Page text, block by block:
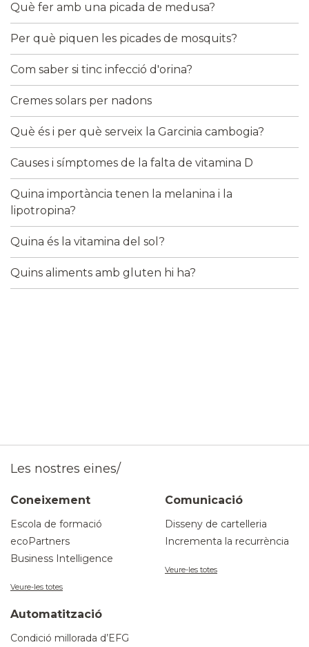
Què fer amb una picada de medusa?
Per què piquen les picades de mosquits?
Com saber si tinc infecció d'orina?
Cremes solars per nadons
Què és i per què serveix la Garcinia cambogia?
Causes i símptomes de la falta de vitamina D
Quina importància tenen la melanina i la
lipotropina?
Quina és la vitamina del sol?
Quins aliments amb gluten hi ha?
Les nostres eines/
Coneixement
Escola de formació
ecoPartners
Business Intelligence
Veure-les totes
Comunicació
Disseny de cartelleria
Incrementa la recurrència
Veure-les totes
Automatització
Condició millorada d’EFG